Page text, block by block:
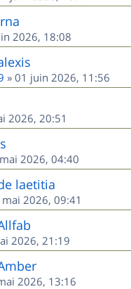
2026, 18:08
» 01 juin 2026, 11:56
2026, 20:51
2026, 04:40
laetitia
2026, 09:41
2026, 21:19
2026, 13:16